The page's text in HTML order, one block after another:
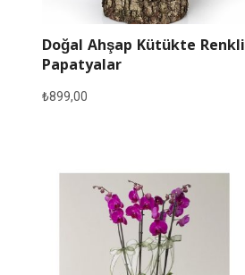
Doğal Ahşap Kütükte Renkli
Papatyalar
₺899,00